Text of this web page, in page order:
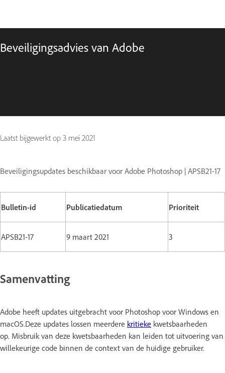
Beveiligingsadvies van Adobe
Laatst bijgewerkt op 3 mei 2021
Beveiligingsupdates beschikbaar voor Adobe Photoshop | APSB21-17
Bulletin-id Publicatiedatum Prioriteit
APSB21-17 9 maart 2021 3
Samenvatting
Adobe heeft updates uitgebracht voor Photoshop voor Windows en
macOS.Deze updates lossen meerdere kritieke kwetsbaarheden
op. Misbruik van deze kwetsbaarheden kan leiden tot uitvoering van
willekeurige code binnen de context van de huidige gebruiker.